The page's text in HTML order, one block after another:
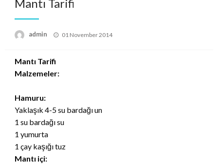
Mantı Tarifi
admin
Posted
01 November 2014
Mantı Tarifi
Malzemeler:
Hamuru:
Yaklaşık 4-5 su bardağı un
1 su bardağı su
1 yumurta
1 çay kaşığı tuz
Mantı içi: